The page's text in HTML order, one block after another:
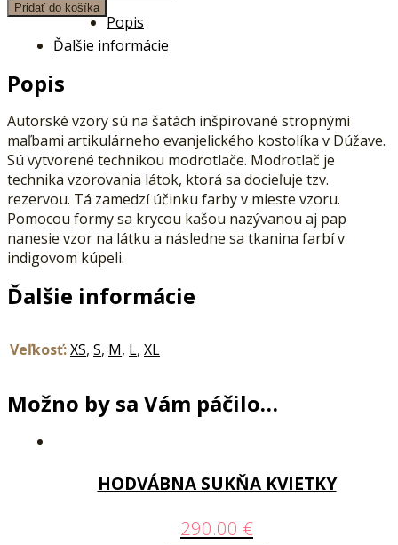
Pridať do košíka
Popis
Ďalšie informácie
Popis
Autorské vzory sú na šatách inšpirované stropnými
maľbami artikulárneho evanjelického kostolíka v Dúžave.
Sú vytvorené technikou modrotlače. Modrotlač je
technika vzorovania látok, ktorá sa docieľuje tzv.
rezervou. Tá zamedzí účinku farby v mieste vzoru.
Pomocou formy sa krycou kašou nazývanou aj pap
nanesie vzor na látku a následne sa tkanina farbí v
indigovom kúpeli.
Ďalšie informácie
Veľkosť:XS, S, M, L, XL
Možno by sa Vám páčilo…
HODVÁBNA SUKŇA KVIETKY
290.00 €